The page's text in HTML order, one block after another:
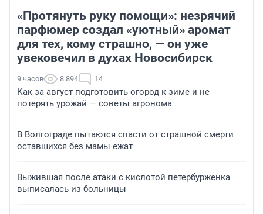
«Протянуть руку помощи»: незрячий
парфюмер создал «уютный» аромат
для тех, кому страшно, — он уже
увековечил в духах Новосибирск
9 часов 8 894 14
Как за август подготовить огород к зиме и не
потерять урожай — советы агронома
В Волгограде пытаются спасти от страшной смерти
оставшихся без мамы ежат
Выжившая после атаки с кислотой петербурженка
выписалась из больницы